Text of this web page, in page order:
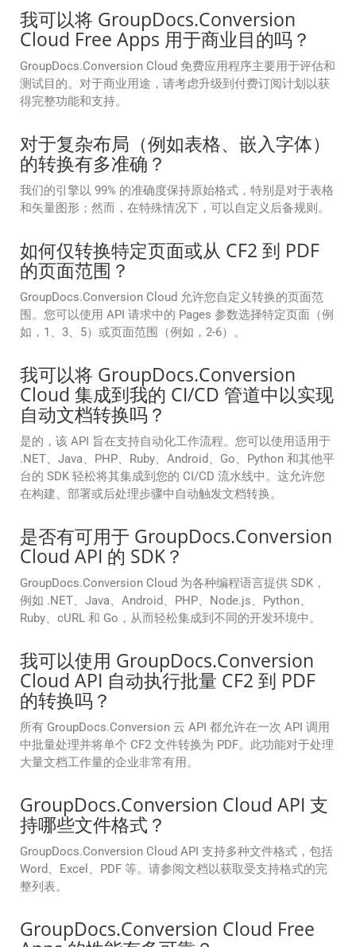
我可以将 GroupDocs.Conversion
Cloud Free Apps 用于商业目的吗？
GroupDocs.Conversion Cloud 免费应用程序主要用于评估和
测试目的。对于商业用途，请考虑升级到付费订阅计划以获
得完整功能和支持。
对于复杂布局（例如表格、嵌入字体）
的转换有多准确？
我们的引擎以 99% 的准确度保持原始格式，特别是对于表格
和矢量图形；然而，在特殊情况下，可以自定义后备规则。
如何仅转换特定页面或从 CF2 到 PDF
的页面范围？
GroupDocs.Conversion Cloud 允许您自定义转换的页面范
围。您可以使用 API 请求中的 Pages 参数选择特定页面（例
如，1、3、5）或页面范围（例如，2-6）。
我可以将 GroupDocs.Conversion
Cloud 集成到我的 CI/CD 管道中以实现
自动文档转换吗？
是的，该 API 旨在支持自动化工作流程。您可以使用适用于
.NET、Java、PHP、Ruby、Android、Go、Python 和其他平
台的 SDK 轻松将其集成到您的 CI/CD 流水线中。这允许您
在构建、部署或后处理步骤中自动触发文档转换。
是否有可用于 GroupDocs.Conversion
Cloud API 的 SDK？
GroupDocs.Conversion Cloud 为各种编程语言提供 SDK，
例如 .NET、Java、Android、PHP、Node.js、Python、
Ruby、cURL 和 Go，从而轻松集成到不同的开发环境中。
我可以使用 GroupDocs.Conversion
Cloud API 自动执行批量 CF2 到 PDF
的转换吗？
所有 GroupDocs.Conversion 云 API 都允许在一次 API 调用
中批量处理并将单个 CF2 文件转换为 PDF。此功能对于处理
大量文档工作量的企业非常有用。
GroupDocs.Conversion Cloud API 支
持哪些文件格式？
GroupDocs.Conversion Cloud API 支持多种文件格式，包括
Word、Excel、PDF 等。请参阅文档以获取受支持格式的完
整列表。
GroupDocs.Conversion Cloud Free